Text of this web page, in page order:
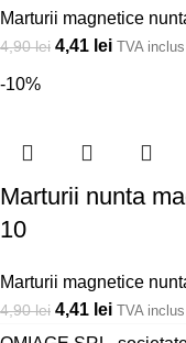
Marturii magnetice
4,90lei 4,41 lei TVA inclus
-10%
Marturii nunta
10
Marturii magnetice
4,90lei 4,41 lei TVA inclus